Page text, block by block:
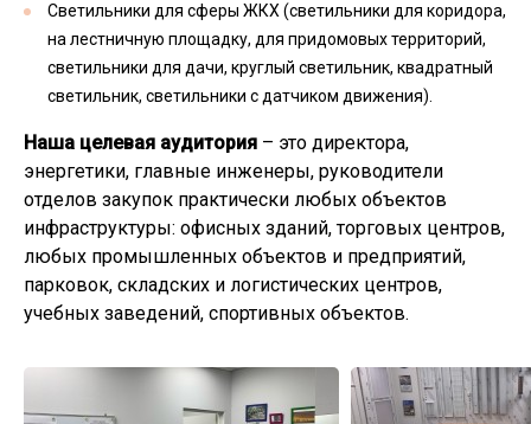
Светильники для сферы ЖКХ (светильники для коридора,
на лестничную площадку, для придомовых территорий,
светильники для дачи, круглый светильник, квадратный
светильник, светильники с датчиком движения).
Наша целевая аудитория – это директора,
энергетики, главные инженеры, руководители
отделов закупок практически любых объектов
инфраструктуры: офисных зданий, торговых центров,
любых промышленных объектов и предприятий,
парковок, складских и логистических центров,
учебных заведений, спортивных объектов.